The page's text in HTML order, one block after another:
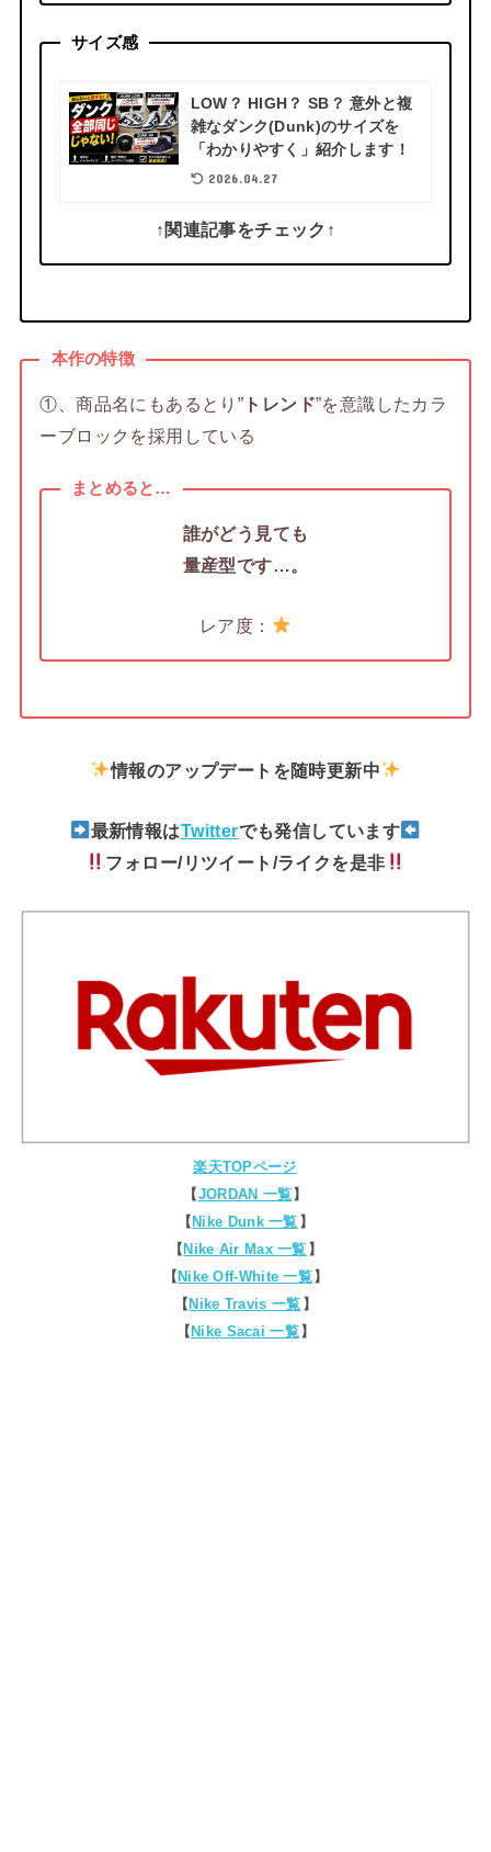
サイズ感
LOW？ HIGH？ SB？ 意外と複
雑なダンク(Dunk)のサイズを
「わかりやすく」紹介します！
2026.04.27
↑関連記事をチェック↑
本作の特徴
①、商品名にもあるとり” トレンド”を意識したカラ
ーブロックを採用している
まとめると…
誰がどう見ても
量産型です…。
レア度：
情報のアップデートを随時更新中
最新情報はTwitterでも発信しています
フォロー/リツイート/ライクを是非
楽天TOPページ
【 JORDAN 一覧 】
【 Nike Dunk 一覧 】
【 Nike Air Max 一覧 】
【 Nike Off-White 一覧 】
【 Nike Travis 一覧 】
【 Nike Sacai 一覧 】